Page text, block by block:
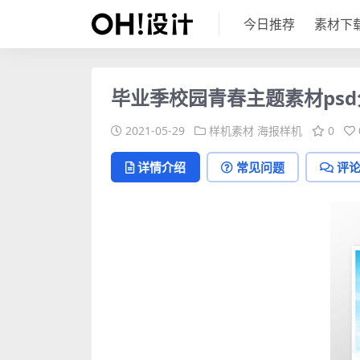
今日推荐 素材下
毕业季校园青春主题素材
2021-05-29 样机素材 海报样机 0
详情介绍 常见问题 评